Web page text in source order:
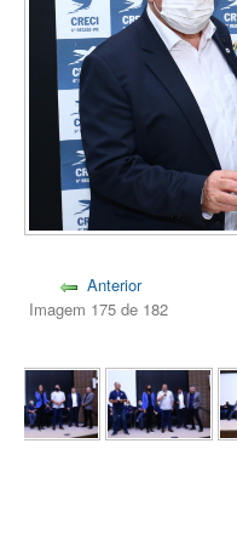
Anterior
Imagem 175 de 182